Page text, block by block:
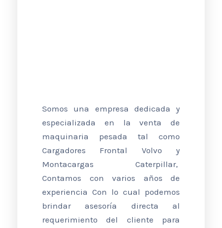
Somos una empresa dedicada y
especializada en la venta de
maquinaria pesada tal como
Cargadores Frontal Volvo y
Montacargas Caterpillar,
Contamos con varios años de
experiencia Con lo cual podemos
brindar asesoría directa al
requerimiento del cliente para